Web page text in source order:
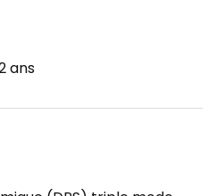
ans